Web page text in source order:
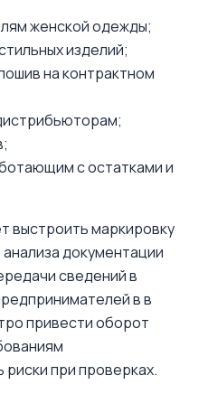
женской одежды;
изделий;
на контрактном
с остатками и
выстроить маркировку
документации
сведений в
в в
привести оборот
риски при проверках.